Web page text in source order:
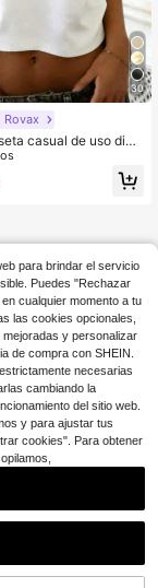
30
Rovax
casual de uso diari
asimétrico de unicolo
para brindar el servicio
Puedes "Rechazar
cualquier momento a tu
las cookies opcionales,
y personalizar
de compra con SHEIN.
necesarias
cambiando la
del sitio web.
y para ajustar tus
cookies". Para obtener